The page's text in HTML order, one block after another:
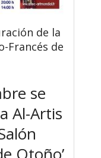
de la
Francés de
se
Al-Artis
Otoño’